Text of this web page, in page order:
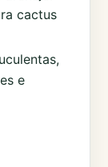
cactus
e